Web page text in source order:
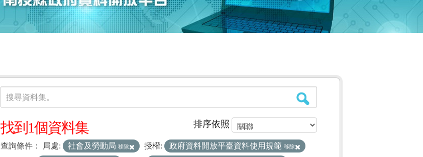
資料集
搜尋資料集。
排序依照
找到1個資料集
查詢條件： 局處: 社會及勞動局 移除 授權: 政府資料開放平臺資料使用規範 移除